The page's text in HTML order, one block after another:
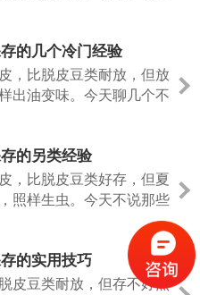
的几个冷门经验
，比脱皮豆类耐放，但放
出油变味。今天聊几个不
的另类经验
，比脱皮豆类好存，但夏
照样生虫。今天不说那些
聊几个实际用过的小招。
的实用技巧
皮豆类耐放，但存不好照